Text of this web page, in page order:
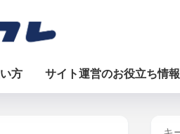
方 サイト運営のお役立ち情報